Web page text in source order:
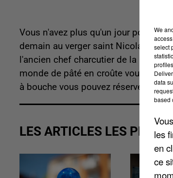
Vous n'avez plus qu'un jour pour
demain au verger saint Nicolas dès
l'ancien chef charcutier de la
monde de pâté en croûte vous
à bouche vous pouvez réserver une
LES ARTICLES LES PLUS
We
select
data
based
les
en
ce